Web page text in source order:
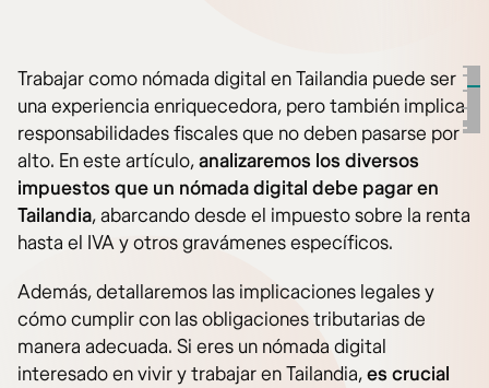
Trabajar como nómada digital en Tailandia puede ser
una experiencia enriquecedora, pero también implica
responsabilidades fiscales que no deben pasarse por
alto. En este artículo,analizaremos los diversos
impuestos que un nómada digital debe pagar en
Tailandia, abarcando desde el impuesto sobre la renta
hasta el IVA y otros gravámenes específicos.
Además, detallaremos las implicaciones legales y
cómo cumplir con las obligaciones tributarias de
manera adecuada. Si eres un nómada digital
interesado en vivir y trabajar en Tailandia,es crucial